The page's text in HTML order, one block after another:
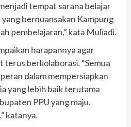
tempat sarana belajar
bernuansakan Kampung
pembelajaran,” kata Muliadi.
harapannya agar
terus berkolaborasi. “Semua
dalam mempersiapkan
yang lebih baik terutama
PPU yang maju,
katanya.